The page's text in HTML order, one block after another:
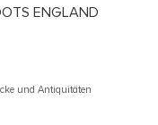
ENGLAND
und Antiquitäten